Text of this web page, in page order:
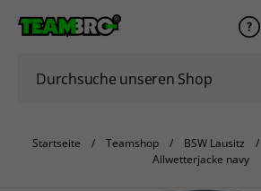
Startseite Teamshop BSW Lausitz
Allwetterjacke navy